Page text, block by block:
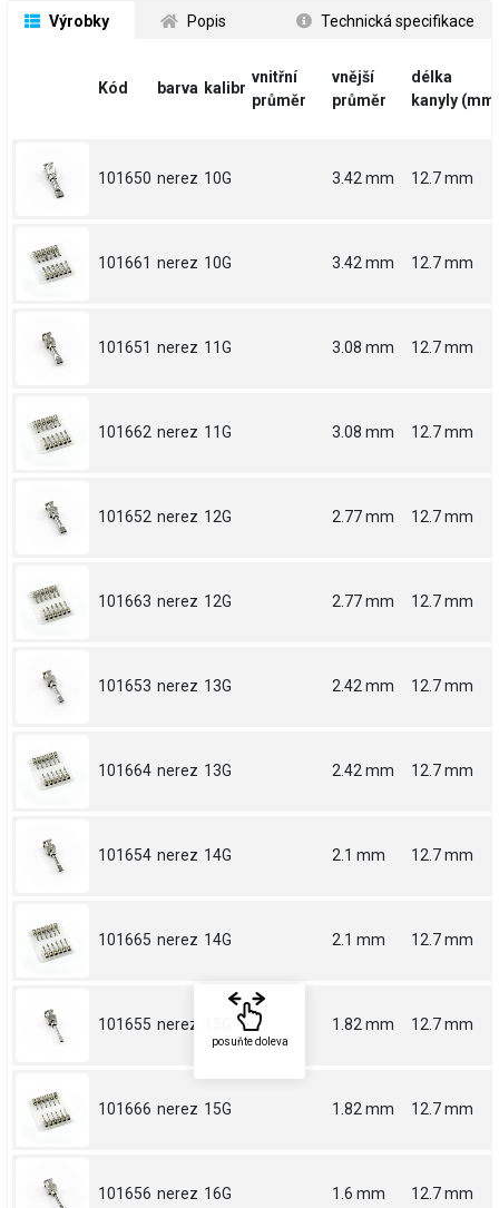
Výrobky Popis Technická specifikace
Kód barva kalibr
vnitřní
průměr
vnější
průměr
délka
kanyly
101650 nerez 10G 3.42 mm 12.7 mm
101661 nerez 10G 3.42 mm 12.7 mm
101651 nerez 11G 3.08 mm 12.7 mm
101662 nerez 11G 3.08 mm 12.7 mm
101652 nerez 12G 2.77 mm 12.7 mm
101663 nerez 12G 2.77 mm 12.7 mm
101653 nerez 13G 2.42 mm 12.7 mm
101664 nerez 13G 2.42 mm 12.7 mm
101654 nerez 14G 2.1 mm 12.7 mm
101665 nerez 14G 2.1 mm 12.7 mm
101655 nerez 1.82 mm 12.7 mm
101666 nerez 15G 1.82 mm 12.7 mm
101656 nerez 16G 1.6 mm 12.7 mm
posuňte doleva